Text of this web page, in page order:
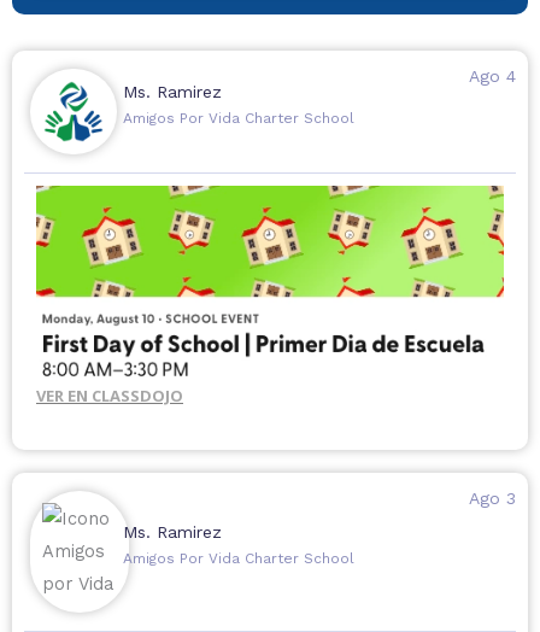
Ms. Ramirez
Ago 4
Amigos Por Vida Charter School
VER EN CLASSDOJO
Ms. Ramirez
Ago 3
Amigos Por Vida Charter School